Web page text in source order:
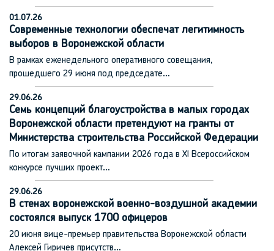
01.07.26
Современные технологии обеспечат легитимность
выборов в Воронежской области
В рамках еженедельного оперативного совещания,
прошедшего 29 июня под председате…
29.06.26
Семь концепций благоустройства в малых городах
Воронежской области претендуют на гранты от
Министерства строительства Российской Федерации
По итогам заявочной кампании 2026 года в XI Всероссийском
конкурсе лучших проект…
29.06.26
В стенах воронежской военно-воздушной академии
состоялся выпуск 1700 офицеров
20 июня вице-премьер правительства Воронежской области
Алексей Гиричев присутств…